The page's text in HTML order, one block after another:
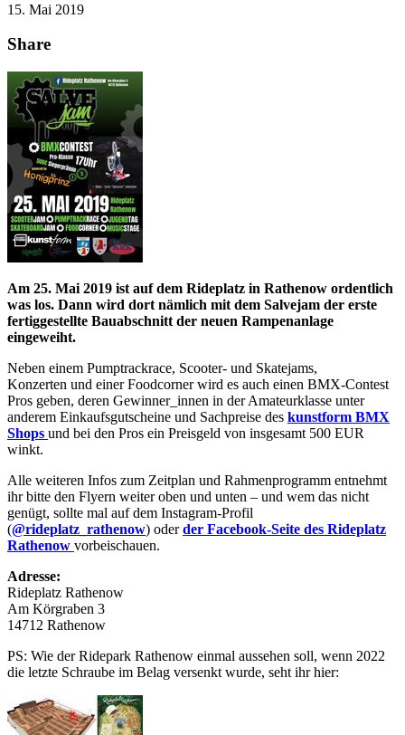
15. Mai 2019
Share
Am 25. Mai 2019 ist auf dem Rideplatz in Rathenow ordentlich
was los. Dann wird dort nämlich mit dem Salvejam der erste
fertiggestellte Bauabschnitt der neuen Rampenanlage
eingeweiht.
Neben einem Pumptrackrace, Scooter- und Skatejams,
Konzerten und einer Foodcorner wird es auch einen BMX-Contest
Pros geben, deren Gewinner_innen in der Amateurklasse unter
anderem Einkaufsgutscheine und Sachpreise des kunstform BMX
Shops und bei den Pros ein Preisgeld von insgesamt 500 EUR
winkt.
Alle weiteren Infos zum Zeitplan und Rahmenprogramm entnehmt
ihr bitte den Flyern weiter oben und unten – und wem das nicht
genügt, sollte mal auf dem Instagram-Profil
(@rideplatz_rathenow) oderder Facebook-Seite des Rideplatz
Rathenow vorbeischauen.
Adresse:
Rideplatz Rathenow
Am Körgraben 3
14712 Rathenow
PS: Wie der Ridepark Rathenow einmal aussehen soll, wenn 2022
die letzte Schraube im Belag versenkt wurde, seht ihr hier: